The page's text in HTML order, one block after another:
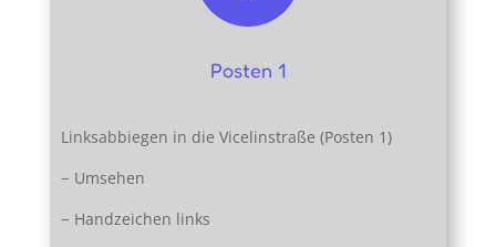
Posten 1
Linksabbiegen in die Vicelinstraße (Posten 1)
− Umsehen
− Handzeichen links